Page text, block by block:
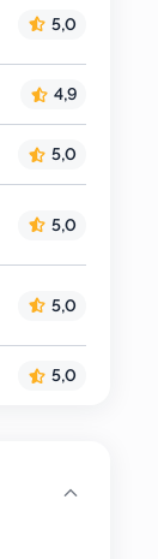
5,0
4,9
5,0
5,0
5,0
5,0